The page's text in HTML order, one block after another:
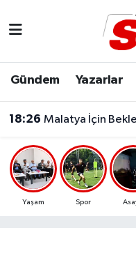
Gündem Yazarlar
18:26 Malatya İçin Beklenen
Yaşam Spor
Dünya
Eğitim
Ekonomi
Malatya Nöbetçi
Malatya Namaz
Malatya Trafik
Süper Lig Puan